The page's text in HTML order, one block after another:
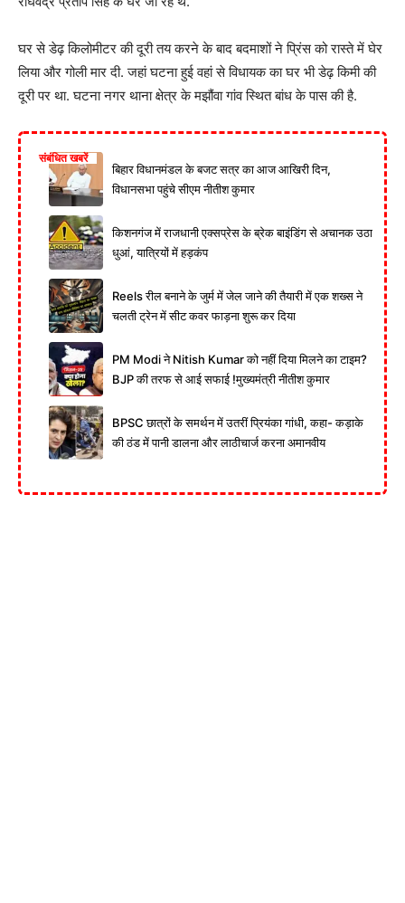
घर से डेढ़ किलोमीटर की दूरी तय करने के बाद बदमाशों ने प्रिंस को रास्ते में घेर
लिया और गोली मार दी. जहां घटना हुई वहां से विधायक का घर भी डेढ़ किमी की
दूरी पर था. घटना नगर थाना क्षेत्र के मझौंवा गांव स्थित बांध के पास की है.
संबंधित खबरें
बिहार विधानमंडल के बजट सत्र का आज आखिरी दिन,
विधानसभा पहुंचे सीएम नीतीश कुमार
किशनगंज में राजधानी एक्सप्रेस के ब्रेक बाइंडिंग से अचानक उठा
धुआं, यात्रियों में हड़कंप
Reels रील बनाने के जुर्म में जेल जाने की तैयारी में एक शख्स ने
चलती ट्रेन में सीट कवर फाड़ना शुरू कर दिया
PM Modi ने Nitish Kumar को नहीं दिया मिलने का टाइम?
BJP की तरफ से आई सफाई !मुख्यमंत्री नीतीश कुमार
BPSC छात्रों के समर्थन में उतरीं प्रियंका गांधी, कहा- कड़ाके
की ठंड में पानी डालना और लाठीचार्ज करना अमानवीय